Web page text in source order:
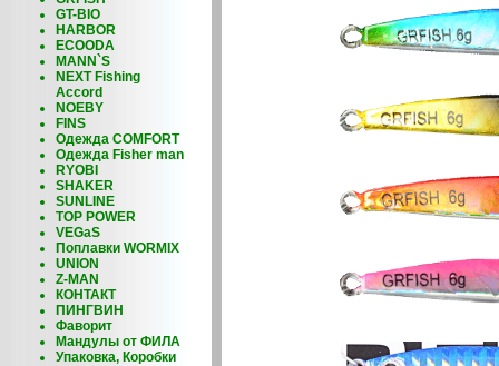
GT-BIO
HARBOR
ECOODA
MANN`S
NEXT Fishing
Accord
NOEBY
FINS
Одежда COMFORT
Одежда Fisher man
RYOBI
SHAKER
SUNLINE
TOP POWER
VEGaS
Поплавки WORMIX
UNION
Z-MAN
КОНТАКТ
ПИНГВИН
Фаворит
Мандулы от ФИЛА
Упаковка, Коробки